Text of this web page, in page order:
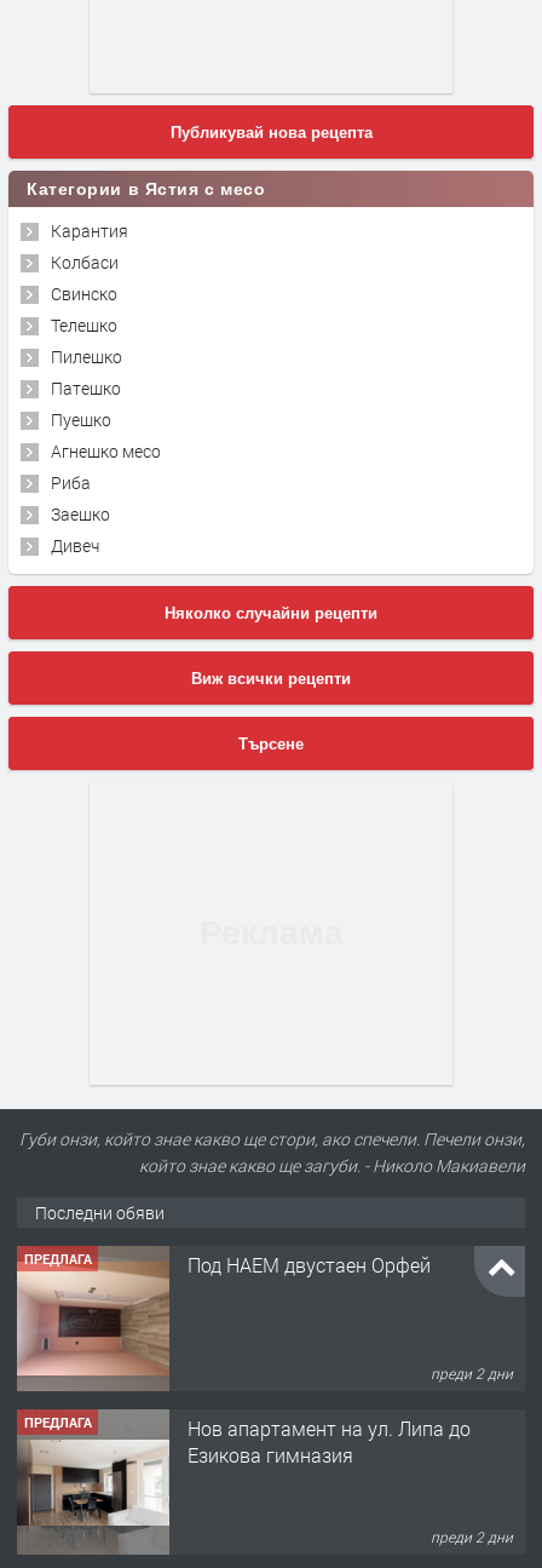
Публикувай нова рецепта
Категории в Ястия с месо
Карантия
Колбаси
Свинско
Телешко
Пилешко
Патешко
Пуешко
Агнешко месо
Риба
Заешко
Дивеч
Няколко случайни рецепти
Виж всички рецепти
Търсене
Губи онзи, който знае какво ще стори, ако спечели. Печели онзи,
който знае какво ще загуби. - Николо Макиавели
Последни обяви
ПРЕДЛАГА Под НАЕМ двустаен Орфей
преди 2 дни
ПРЕДЛАГА
Нов апартамент на ул. Липа до
Езикова гимназия
преди 2 дни